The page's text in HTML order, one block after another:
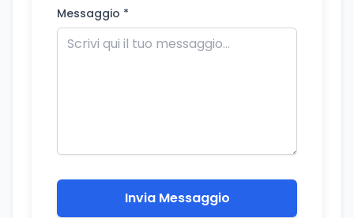
Messaggio *
Invia Messaggio